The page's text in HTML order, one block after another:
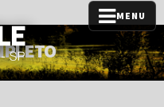
MENU